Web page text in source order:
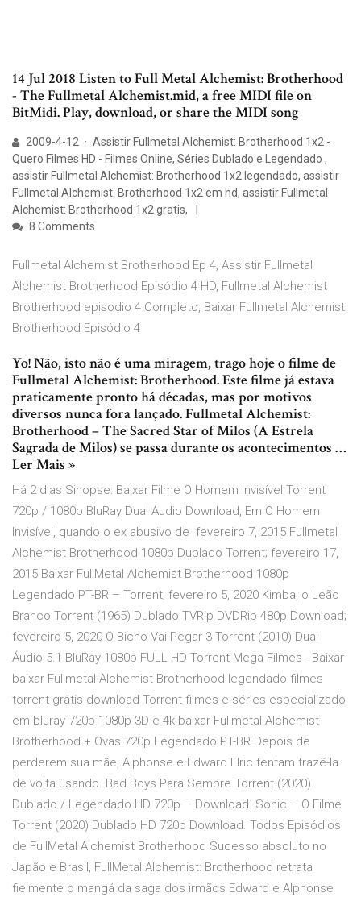
14 Jul 2018 Listen to Full Metal Alchemist: Brotherhood
- The Fullmetal Alchemist.mid, a free MIDI file on
BitMidi. Play, download, or share the MIDI song
2009-4-12 · Assistir Fullmetal Alchemist: Brotherhood 1x2 -
Quero Filmes HD - Filmes Online, Séries Dublado e Legendado ,
assistir Fullmetal Alchemist: Brotherhood 1x2 legendado, assistir
Fullmetal Alchemist: Brotherhood 1x2 em hd, assistir Fullmetal
Alchemist: Brotherhood 1x2 gratis,
8 Comments
Fullmetal Alchemist Brotherhood Ep 4, Assistir Fullmetal
Alchemist Brotherhood Episódio 4 HD, Fullmetal Alchemist
Brotherhood episodio 4 Completo, Baixar Fullmetal Alchemist
Brotherhood Episódio 4
Yo! Não, isto não é uma miragem, trago hoje o filme de
Fullmetal Alchemist: Brotherhood. Este filme já estava
praticamente pronto há décadas, mas por motivos
diversos nunca fora lançado. Fullmetal Alchemist:
Brotherhood – The Sacred Star of Milos (A Estrela
Sagrada de Milos) se passa durante os acontecimentos …
Ler Mais »
Há 2 dias Sinopse: Baixar Filme O Homem Invisível Torrent
720p / 1080p BluRay Dual Áudio Download, Em O Homem
Invisível, quando o ex abusivo de fevereiro 7, 2015 Fullmetal
Alchemist Brotherhood 1080p Dublado Torrent; fevereiro 17,
2015 Baixar FullMetal Alchemist Brotherhood 1080p
Legendado PT-BR – Torrent; fevereiro 5, 2020 Kimba, o Leão
Branco Torrent (1965) Dublado TVRip DVDRip 480p Download;
fevereiro 5, 2020 O Bicho Vai Pegar 3 Torrent (2010) Dual
Áudio 5.1 BluRay 1080p FULL HD Torrent Mega Filmes - Baixar
baixar Fullmetal Alchemist Brotherhood legendado filmes
torrent grátis download Torrent filmes e séries especializado
em bluray 720p 1080p 3D e 4k baixar Fullmetal Alchemist
Brotherhood + Ovas 720p Legendado PT-BR Depois de
perderem sua mãe, Alphonse e Edward Elric tentam trazê-la
de volta usando. Bad Boys Para Sempre Torrent (2020)
Dublado / Legendado HD 720p – Download. Sonic – O Filme
Torrent (2020) Dublado HD 720p Download. Todos Episódios
de FullMetal Alchemist Brotherhood Sucesso absoluto no
Japão e Brasil, FullMetal Alchemist: Brotherhood retrata
fielmente o mangá da saga dos irmãos Edward e Alphonse